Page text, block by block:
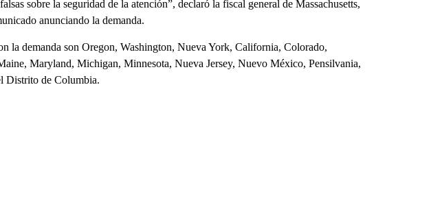
sobre la seguridad de la atención”, declaró la fiscal general de Massachusetts,
anunciando la demanda.
la demanda son Oregon, Washington, Nueva York, California, Colorado,
Maryland, Michigan, Minnesota, Nueva Jersey, Nuevo México, Pensilvania,
Distrito de Columbia.